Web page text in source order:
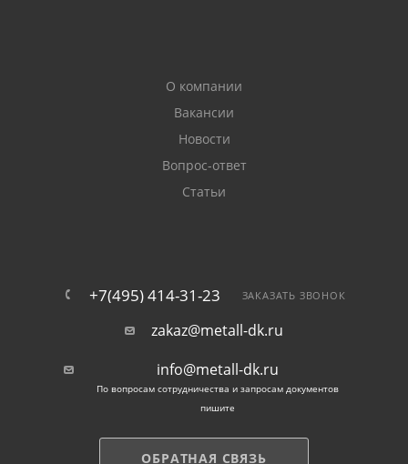
О компании
Вакансии
Новости
Вопрос-ответ
Статьи
+7(495) 414-31-23 ЗАКАЗАТЬ ЗВОНОК
zakaz@metall-dk.ru
info@metall-dk.ru
По вопросам сотрудничества и запросам документов
пишите
ОБРАТНАЯ СВЯЗЬ